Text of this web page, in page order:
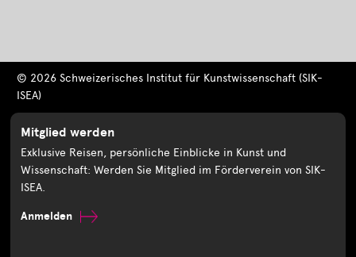
© 2026 Schweizerisches Institut für Kunstwissenschaft (SIK-
ISEA)
Mitglied werden
Exklusive Reisen, persönliche Einblicke in Kunst und
Wissenschaft: Werden Sie Mitglied im Förderverein von SIK-
ISEA.
Anmelden